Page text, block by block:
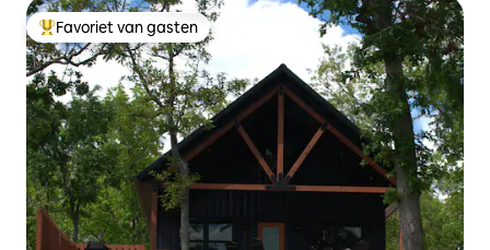
Topfavoriet van gasten
Favoriet van gasten